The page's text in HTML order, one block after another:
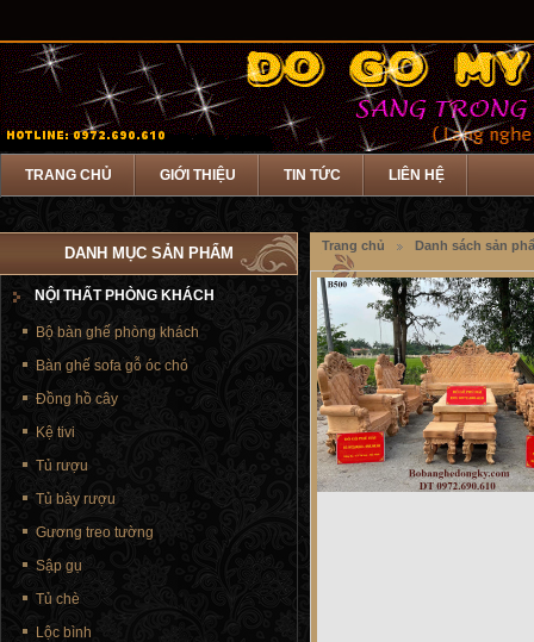
TRANG CHỦ GIỚI THIỆU TIN TỨC LIÊN HỆ
Trang chủ Danh sách sản
DANH MỤC SẢN PHẨM
NỘI THẤT PHÒNG KHÁCH
Bộ bàn ghế phòng khách
Bàn ghế sofa gỗ óc chó
Đồng hồ cây
Kệ tivi
Tủ rượu
Tủ bày rượu
Gương treo tường
Sập gụ
Tủ chè
Lộc bình